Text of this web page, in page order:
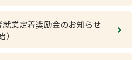
業定着奨励金のお知らせ